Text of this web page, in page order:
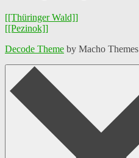
[[Thüringer Wald]]
[[Pezinok]]
Decode Theme by Macho Themes